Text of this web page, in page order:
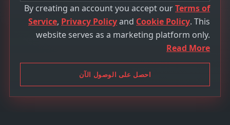
n
i
t
e
t
a
By creating an account you accept ourTerms of
Service, Privacy Policyand Cookie Policy. This
website serves as a marketing platform only.
Read More
احصل على الوصول الآن